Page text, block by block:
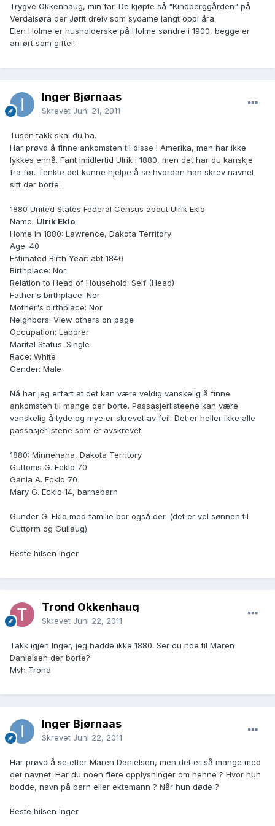
Trygve Okkenhaug, min far. De kjøpte så "Kindberggården" på
Verdalsøra der Jørit dreiv som sydame langt oppi åra.
Elen Holme er husholderske på Holme søndre i 1900, begge er
anført som gifte!!
Inger Bjørnaas
Skrevet Juni 21, 2011
Tusen takk skal du ha.
Har prøvd å finne ankomsten til disse i Amerika, men har ikke
lykkes ennå. Fant imidlertid Ulrik i 1880, men det har du kanskje
fra før. Tenkte det kunne hjelpe å se hvordan han skrev navnet
sitt der borte:
1880 United States Federal Census about Ulrik Eklo
Name: Ulrik Eklo
Home in 1880: Lawrence, Dakota Territory
Age: 40
Estimated Birth Year: abt 1840
Birthplace: Nor
Relation to Head of Household: Self (Head)
Father's birthplace: Nor
Mother's birthplace: Nor
Neighbors: View others on page
Occupation: Laborer
Marital Status: Single
Race: White
Gender: Male
Nå har jeg erfart at det kan være veldig vanskelig å finne
ankomsten til mange der borte. Passasjerlisteene kan være
vanskelig å tyde og mye er skrevet av feil. Det er heller ikke alle
passasjerlistene som er avskrevet.
1880: Minnehaha, Dakota Territory
Guttoms G. Ecklo 70
Ganla A. Ecklo 70
Mary G. Ecklo 14, barnebarn
Gunder G. Eklo med familie bor også der. (det er vel sønnen til
Guttorm og Gullaug).
Beste hilsen Inger
Trond Okkenhaug
Skrevet Juni 22, 2011
Takk igjen Inger, jeg hadde ikke 1880. Ser du noe til Maren
Danielsen der borte?
Mvh Trond
Inger Bjørnaas
Skrevet Juni 22, 2011
Har prøvd å se etter Maren Danielsen, men det er så mange med
det navnet. Har du noen flere opplysninger om henne ? Hvor hun
bodde, navn på barn eller ektemann ? Når hun døde ?
Beste hilsen Inger